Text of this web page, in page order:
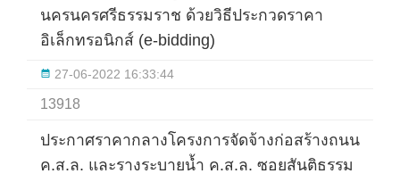
นครนครศรีธรรมราช ด้วยวิธีประกวดราคา
อิเล็กทรอนิกส์ (e-bidding)
27-06-2022 16:33:44
13918
ประกาศราคากลางโครงการจัดจ้างก่อสร้างถนน
ค.ส.ล. และรางระบายน้ำ ค.ส.ล. ซอยสันติธรรม